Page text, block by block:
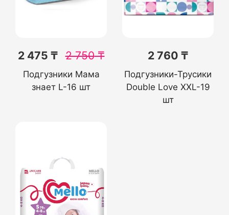
2 475 ₸ 2 750₸
Подгузники Мама
знает L-16 шт
2 760 ₸
Подгузники-Трусики
Double Love XXL-19
шт